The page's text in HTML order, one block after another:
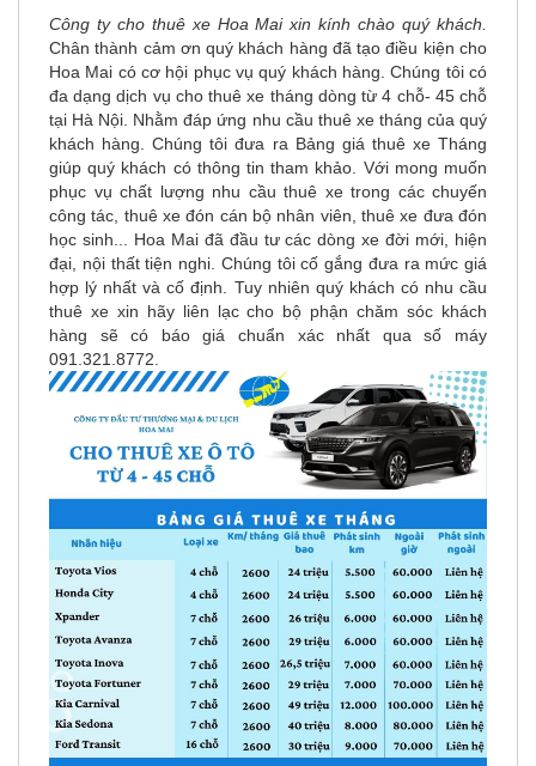
Công ty cho thuê xe Hoa Mai xin kính chào quý khách.
Chân thành cảm ơn quý khách hàng đã tạo điều kiện cho
Hoa Mai có cơ hội phục vụ quý khách hàng. Chúng tôi có
đa dạng dịch vụ cho thuê xe tháng dòng từ 4 chỗ- 45 chỗ
tại Hà Nội. Nhằm đáp ứng nhu cầu thuê xe tháng của quý
khách hàng. Chúng tôi đưa ra Bảng giá thuê xe Tháng
giúp quý khách có thông tin tham khảo. Với mong muốn
phục vụ chất lượng nhu cầu thuê xe trong các chuyến
công tác, thuê xe đón cán bộ nhân viên, thuê xe đưa đón
học sinh... Hoa Mai đã đầu tư các dòng xe đời mới, hiện
đại, nội thất tiện nghi. Chúng tôi cố gắng đưa ra mức giá
hợp lý nhất và cố định. Tuy nhiên quý khách có nhu cầu
thuê xe xin hãy liên lạc cho bộ phận chăm sóc khách
hàng sẽ có báo giá chuẩn xác nhất qua số máy
091.321.8772.